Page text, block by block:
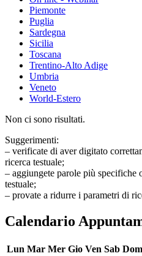
Piemonte
Puglia
Sardegna
Sicilia
Toscana
Trentino-Alto Adige
Umbria
Veneto
World-Estero
Non ci sono risultati.
Suggerimenti:
– verificate di aver digitato
ricerca testuale;
– aggiungete parole più specifiche
testuale;
– provate a ridurre i parametri di
Calendario
Lun Mar Mer Gio Ven Sab Dom